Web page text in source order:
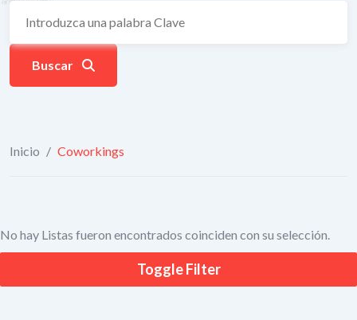
Buscar
Inicio / Coworkings
No hay Listas fueron encontrados coinciden con su selección.
Toggle Filter